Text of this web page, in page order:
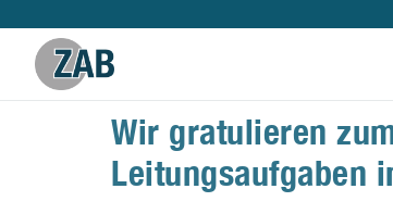
Wir gratulieren
Leitungsaufgaben